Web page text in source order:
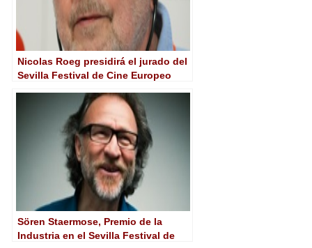
Nicolas Roeg presidirá el jurado del
Sevilla Festival de Cine Europeo
Sören Staermose, Premio de la
Industria en el Sevilla Festival de